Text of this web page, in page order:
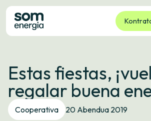
Tarifak
Zerbitzuak
Enpresak
Kooperatiba
Estas fiestas,
regalar buena
Cooperativa 20 Abendua 2019